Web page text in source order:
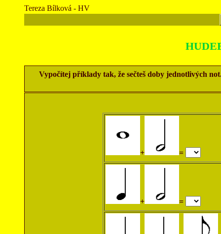
Tereza Bílková - HV
Vypočítej příklady tak, že sečteš doby jednotlivých
+ =
+ =